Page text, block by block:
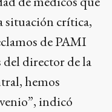
situación crítica,
de PAMI
del director de la
hemos
indicó